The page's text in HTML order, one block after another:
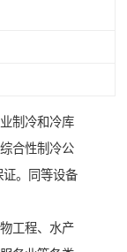
制冷和冷库
合性制冷公
。同等设备
工程、水产